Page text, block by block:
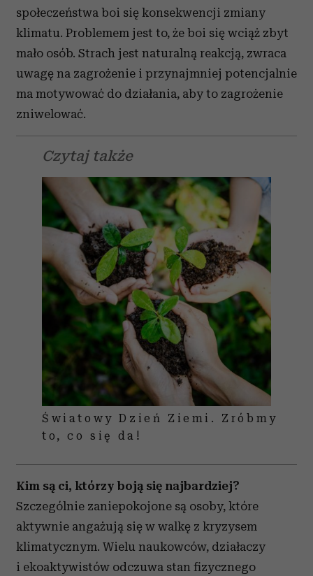
społeczeństwa boi się konsekwencji zmiany
klimatu. Problemem jest to, że boi się wciąż zbyt
mało osób. Strach jest naturalną reakcją, zwraca
uwagę na zagrożenie i przynajmniej potencjalnie
ma motywować do działania, aby to zagrożenie
zniwelować.
Czytaj także
Światowy Dzień Ziemi. Zróbmy
to, co się da!
Kim są ci, którzy boją się najbardziej?
Szczególnie zaniepokojone są osoby, które
aktywnie angażują się w walkę z kryzysem
klimatycznym. Wielu naukowców, działaczy
i ekoaktywistów odczuwa stan fizycznego